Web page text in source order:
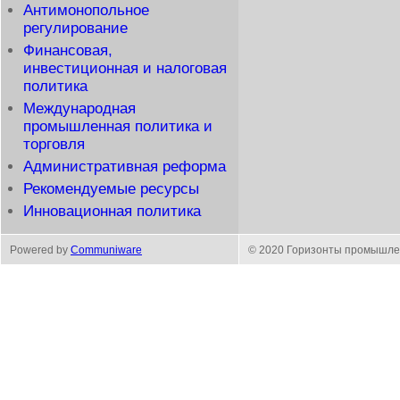
Антимонопольное
регулирование
Финансовая,
инвестиционная и налоговая
политика
Международная
промышленная политика и
торговля
Административная реформа
Рекомендуемые ресурсы
Инновационная политика
Powered by Communiware © 2020 Горизонты